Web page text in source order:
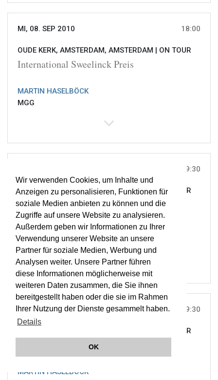
Wir verwenden Cookies, um Inhalte und
Anzeigen zu personalisieren, Funktionen für
soziale Medien anbieten zu können und die
Zugriffe auf unsere Website zu analysieren.
Außerdem geben wir Informationen zu Ihrer
Verwendung unserer Website an unsere
Partner für soziale Medien, Werbung und
Analysen weiter. Unsere Partner führen
diese Informationen möglicherweise mit
weiteren Daten zusammen, die Sie ihnen
bereitgestellt haben oder die sie im Rahmen
Ihrer Nutzung der Dienste gesammelt haben.
Details
OK
MI, 08. SEP 2010 18:00
OUDE KERK, AMSTERDAM, AMSTERDAM | ON TOUR
International Sweelinck Preis
MARTIN HASELBÖCK
MGG
9:30
OUDE KERK, AMSTERDAM, AMSTERDAM | ON TOUR
International Sweelinck Preis
MARTIN HASELBÖCK
LHR
FR, 10. SEP 2010 9:30
ON TOUR
Third International Sweelinck Festival
MARTIN HASELBÖCK